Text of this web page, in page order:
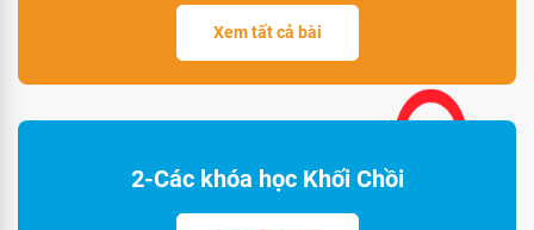
Xem tất cả bài
2-Các khóa học Khối Chồi